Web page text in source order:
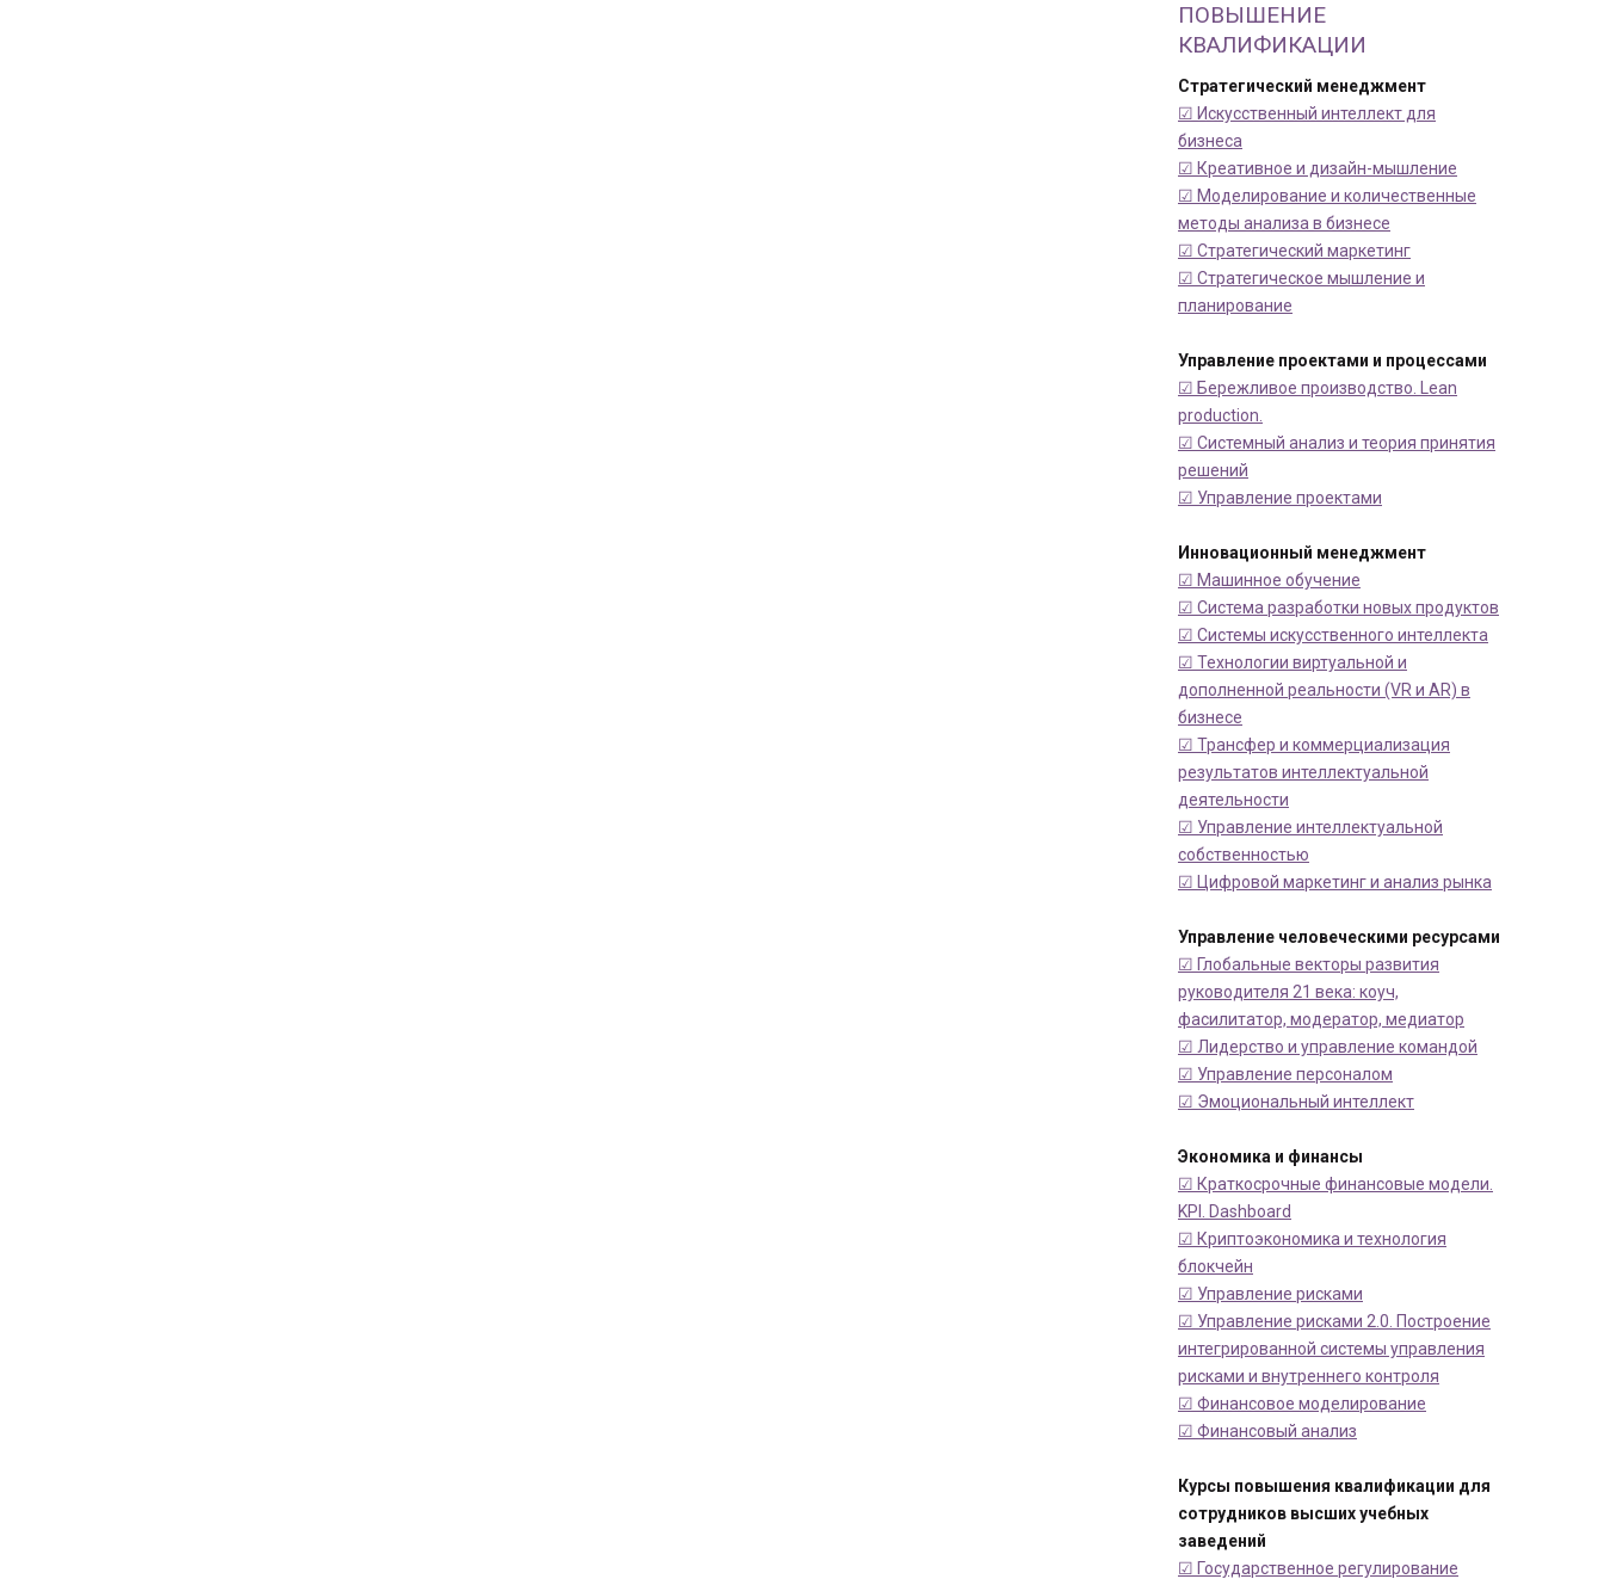
ПОВЫШЕНИЕ
КВАЛИФИКАЦИИ
Стратегический менеджмент
☑ Искусственный интеллект для
бизнеса
☑ Креативное и дизайн-мышление
☑ Моделирование и количественные
методы анализа в бизнесе
☑ Стратегический маркетинг
☑ Стратегическое мышление и
планирование
Управление проектами и процессами
☑ Бережливое производство. Lean
production.
☑ Системный анализ и теория принятия
решений
☑ Управление проектами
Инновационный менеджмент
☑ Машинное обучение
☑ Система разработки новых продуктов
☑ Системы искусственного интеллекта
☑ Технологии виртуальной и
дополненной реальности (VR и AR) в
бизнесе
☑ Трансфер и коммерциализация
результатов интеллектуальной
деятельности
☑ Управление интеллектуальной
собственностью
☑ Цифровой маркетинг и анализ рынка
Управление человеческими ресурсами
☑ Глобальные векторы развития
руководителя 21 века: коуч,
фасилитатор, модератор, медиатор
☑ Лидерство и управление командой
☑ Управление персоналом
☑ Эмоциональный интеллект
Экономика и финансы
☑ Краткосрочные финансовые модели.
KPI. Dashboard
☑ Криптоэкономика и технология
блокчейн
☑ Управление рисками
☑ Управление рисками 2.0. Построение
интегрированной системы управления
рисками и внутреннего контроля
☑ Финансовое моделирование
☑ Финансовый анализ
Курсы повышения квалификации для
сотрудников высших учебных
заведений
☑ Государственное регулирование